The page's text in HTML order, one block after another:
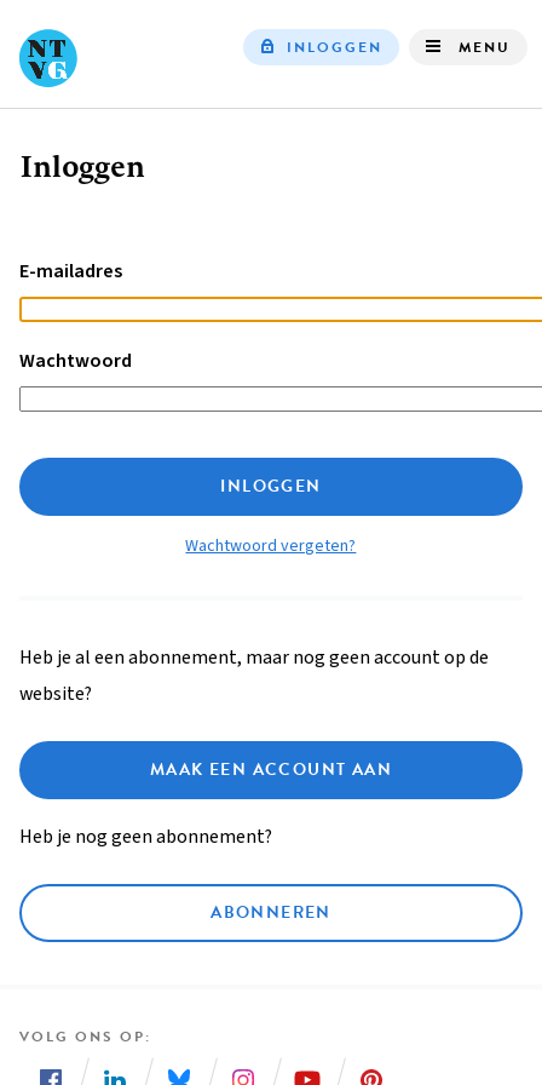
INLOGGEN MENU
Kruimelpad
Inloggen
E-mailadres
Wachtwoord
INLOGGEN
Wachtwoord vergeten?
Heb je al een abonnement, maar nog geen account op de
website?
MAAK EEN ACCOUNT AAN
Heb je nog geen abonnement?
ABONNEREN
VOLG ONS OP